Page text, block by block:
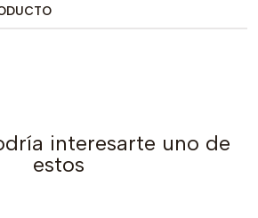
interesarte uno de
estos